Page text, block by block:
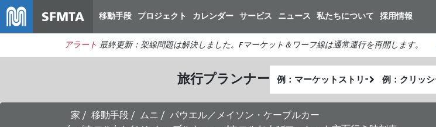
イ
ン
コ
ン
テ
ン
ツ
SFMTA 移動手段 プロジェクト カレンダー サービス ニュース 私たちについて 採用情報
アラート 最終更新：架線問題は解決しました。Fマーケット＆ワーフ線は通常運行を再開します。
旅行プランナー 出
発
地
点
終
了
地
家 移動手段 ムニ
パウエル／メイソン・ケーブルカー